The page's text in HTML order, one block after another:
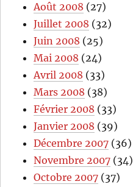
Août 2008 (27)
Juillet 2008 (32)
Juin 2008 (25)
Mai 2008 (24)
Avril 2008 (33)
Mars 2008 (38)
Février 2008 (33)
Janvier 2008 (39)
Décembre 2007 (36)
Novembre 2007 (34)
Octobre 2007 (37)